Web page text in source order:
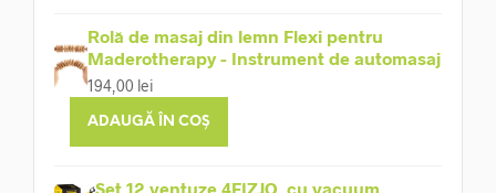
Rolă de masaj din lemn Flexi pentru
Maderotherapy - Instrument de automasaj
194,00 lei
ADAUGĂ ÎN COȘ
Set 12 ventuze 4FIZJO, cu vacuum,